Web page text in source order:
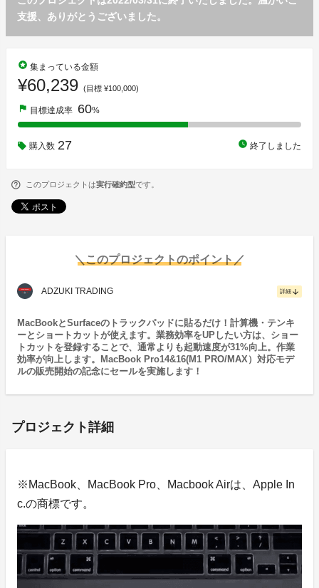
支援、ありがとうございました。
stars 集まっている金額
¥60,239 (目標 ¥100,000)
flag 目標達成率 60%
購入数 27 watch_later 終了しました
このプロジェクトは実行確約型です。
＼このプロジェクトのポイント／
ADZUKI TRADING 詳細 arrow_downward
MacBookとSurfaceのトラックパッドに貼るだけ！計算機・テンキ
ーとショートカットが使えます。業務効率をUPしたい方は、ショー
トカットを登録することで、通常よりも起動速度が31%向上。作業
効率が向上します。MacBook Pro14&16(M1 PRO/MAX）対応モデ
ルの販売開始の記念にセールを実施します！
プロジェクト詳細
※MacBook、MacBook Pro、Macbook Airは、Apple In
c.の商標です。